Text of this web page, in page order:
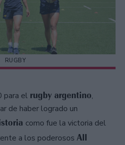
RUGBY
para el rugby argentino,
de haber logrado un
como fue la victoria del
a los poderosos All